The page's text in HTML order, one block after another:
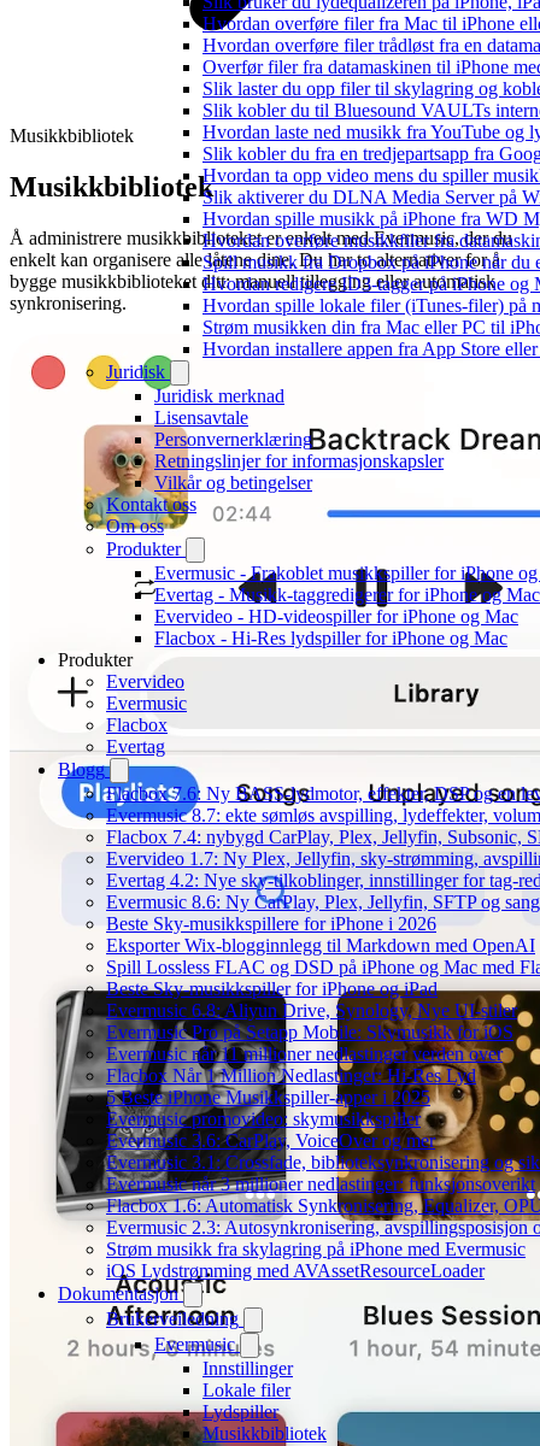
Hvordan overføre filer fra Mac til iPhone
Hvordan overføre filer trådløst fra en
Overfør filer fra datamaskinen til iPhone
Slik laster du opp filer til skylagring og
Slik kobler du til Bluesound VAULTs
Hvordan laste ned musikk fra YouTube og
Slik kobler du fra en tredjepartsapp fra
Hvordan ta opp video mens du spiller
Slik aktiverer du DLNA Media Server på
Hvordan spille musikk på iPhone fra WD
Hvordan overføre musikkfiler fra
Spill musikk fra Dropbox på iPhone når du
Hvordan redigere ID3-tagger på iPhone og
Hvordan spille lokale filer (iTunes-filer) på
Strøm musikken din fra Mac eller PC til
Hvordan installere appen fra App Store
Juridisk
Juridisk merknad
Lisensavtale
Personvernerklæring
Retningslinjer for informasjonskapsler
Vilkår og betingelser
Kontakt oss
Om oss
Produkter
Evermusic - Frakoblet musikkspiller for iPhone
Evertag - Musikk-taggredigerer for iPhone og Mac
Evervideo - HD-videospiller for iPhone og Mac
Flacbox - Hi-Res lydspiller for iPhone og Mac
Produkter
Evervideo
Evermusic
Flacbox
Evertag
Blogg
Flacbox 7.6: Ny BASS-lydmotor, effekter, DSP og en
Evermusic 8.7: ekte sømløs avspilling, lydeffekter,
Flacbox 7.4: nybygd CarPlay, Plex, Jellyfin, Subsonic,
Evervideo 1.7: Ny Plex, Jellyfin, sky-strømming,
Evertag 4.2: Nye sky-tilkoblinger, innstillinger for tag-
Evermusic 8.6: Ny CarPlay, Plex, Jellyfin, SFTP og
Beste Sky-musikkspillere for iPhone i 2026
Eksporter Wix-blogginnlegg til Markdown med OpenAI
Spill Lossless FLAC og DSD på iPhone og Mac med
Beste Sky-musikkspiller for iPhone og iPad
Evermusic 6.8: Aliyun Drive, Synology, Nye UI-stiler
Evermusic Pro på Setapp Mobile: Skymusikk for iOS
Evermusic når 11 millioner nedlastinger verden over
Flacbox Når 1 Million Nedlastinger: Hi-Res Lyd
5 Beste iPhone Musikkspiller-apper i 2025
Evermusic promovideo: skymusikkspiller
Evermusic 3.6: CarPlay, VoiceOver og mer
Evermusic 3.1: Crossfade, biblioteksynkronisering og
Evermusic når 3 millioner nedlastinger: funksjonsoverikt
Flacbox 1.6: Automatisk Synkronisering, Equalizer,
Evermusic 2.3: Autosynkronisering, avspillingsposisjon
Strøm musikk fra skylagring på iPhone med Evermusic
iOS Lydstrømming med AVAssetResourceLoader
Dokumentasjon
Brukerveiledning
Evermusic
Innstillinger
Lokale filer
Lydspiller
Musikkbibliotek
Musikkbibliotek
Musikkbibliotek
Å administrere musikkbiblioteket er enkelt med Evermusic, der du
enkelt kan organisere alle låtene dine. Du har to alternativer for å
bygge musikkbiblioteket ditt: manuell tillegging eller automatisk
synkronisering.